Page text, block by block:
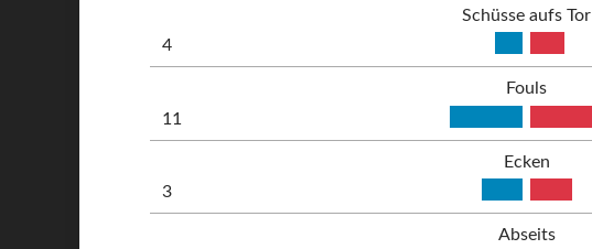
Schüsse aufs Tor
4
Fouls
11
Ecken
3
Abseits